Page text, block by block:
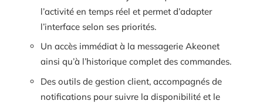
l’activité en temps réel et permet d’adapter
l’interface selon ses priorités.
Un accès immédiat à la messagerie Akeonet
ainsi qu’à l’historique complet des commandes.
Des outils de gestion client, accompagnés de
notifications pour suivre la disponibilité et le